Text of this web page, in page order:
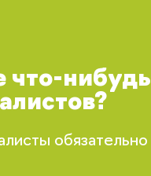
что-нибудь
обязательно